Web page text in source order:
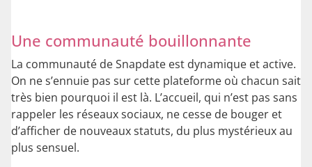
Une communauté bouillonnante
La communauté de Snapdate est dynamique et active.
On ne s’ennuie pas sur cette plateforme où chacun sait
très bien pourquoi il est là. L’accueil, qui n’est pas sans
rappeler les réseaux sociaux, ne cesse de bouger et
d’afficher de nouveaux statuts, du plus mystérieux au
plus sensuel.